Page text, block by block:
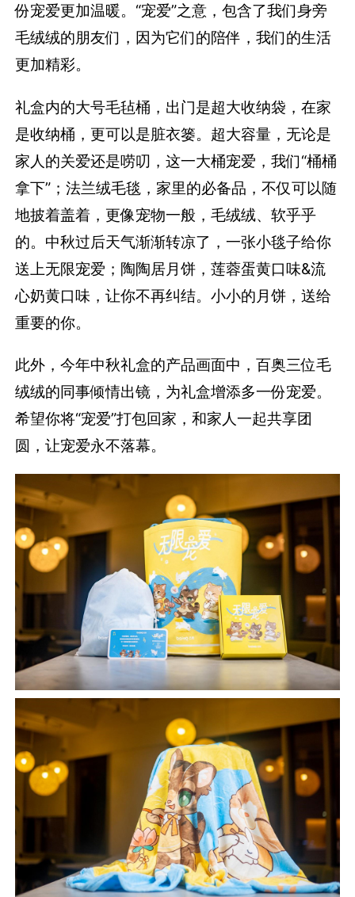
份宠爱更加温暖。“宠爱”之意，包含了我们身旁
毛绒绒的朋友们，因为它们的陪伴，我们的生活
更加精彩。
礼盒内的大号毛毡桶，出门是超大收纳袋，在家
是收纳桶，更可以是脏衣篓。超大容量，无论是
家人的关爱还是唠叨，这一大桶宠爱，我们“桶桶
拿下”；法兰绒毛毯，家里的必备品，不仅可以随
地披着盖着，更像宠物一般，毛绒绒、软乎乎
的。中秋过后天气渐渐转凉了，一张小毯子给你
送上无限宠爱；陶陶居月饼，莲蓉蛋黄口味&流
心奶黄口味，让你不再纠结。小小的月饼，送给
重要的你。
此外，今年中秋礼盒的产品画面中，百奥三位毛
绒绒的同事倾情出镜，为礼盒增添多一份宠爱。
希望你将“宠爱”打包回家，和家人一起共享团
圆，让宠爱永不落幕。